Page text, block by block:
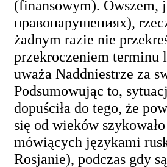
(finansowym). Owszem,
правонарушениях),
żadnym razie nie
przekroczeniem terminu
uważa Naddniestrze za
Podsumowując to,
dopuściła do tego, że
się od wieków
mówiących językami
Rosjanie), podczas gdy